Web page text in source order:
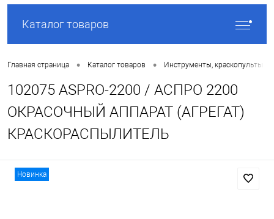
Каталог товаров
Главная страница • Каталог товаров • Инструменты, краскопульты
102075 ASPRO-2200 / АСПРО 2200
ОКРАСОЧНЫЙ АППАРАТ (АГРЕГАТ)
КРАСКОРАСПЫЛИТЕЛЬ
Новинка